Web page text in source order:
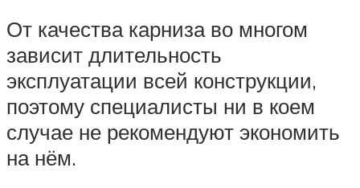
От качества карниза во многом
зависит длительность
эксплуатации всей конструкции,
поэтому специалисты ни в коем
случае не рекомендуют экономить
на нём.